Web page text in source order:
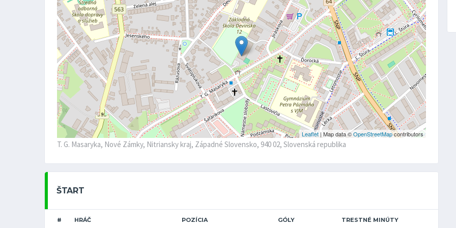
Leaflet| Map data ©OpenStreetMapcontributors
T. G. Masaryka, Nové Zámky, Nitriansky kraj, Západné Slovensko, 940 02, Slovenská republika
ŠTART
# HRÁČ POZÍCIA GÓLY TRESTNÉ MINÚTY